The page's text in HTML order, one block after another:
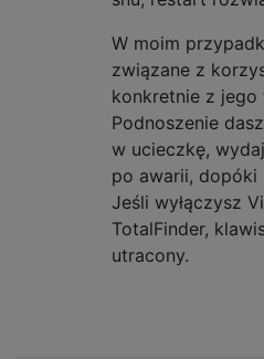
W moim
związane z
konkretnie z jego
Podnoszenie
w ucieczkę,
po awarii, dopóki
Jeśli wyłączysz
TotalFinder,
utracony.